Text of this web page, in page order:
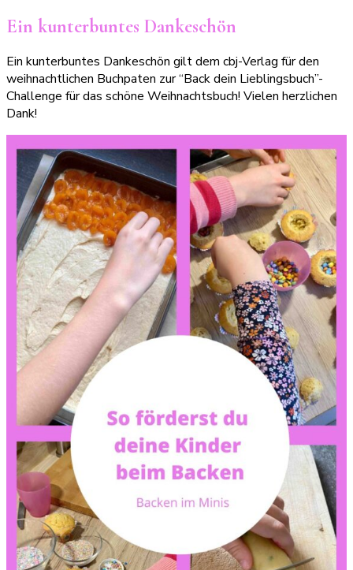
Ein kunterbuntes Dankeschön
Ein kunterbuntes Dankeschön gilt dem cbj-Verlag für den
weihnachtlichen Buchpaten zur “Back dein Lieblingsbuch”-
Challenge für das schöne Weihnachtsbuch! Vielen herzlichen
Dank!